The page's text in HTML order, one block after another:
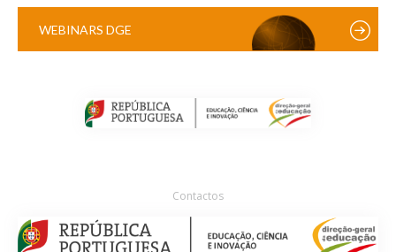
WEBINARS DGE
Contactos